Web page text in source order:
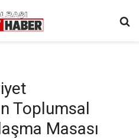
Toplumsal
Masası